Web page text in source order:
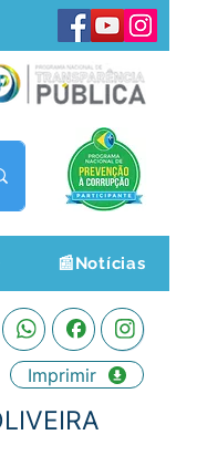
📰Notícias
Imprimir